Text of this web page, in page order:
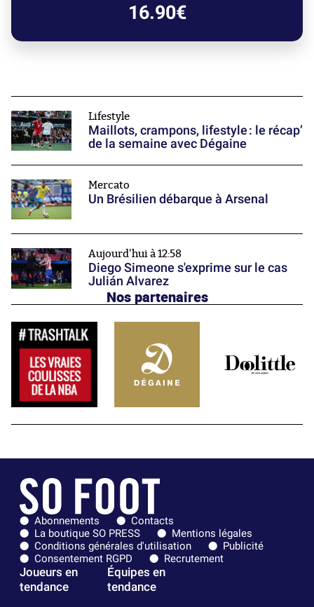
16.90€
Lifestyle
Maillots, crampons, lifestyle : le récap’
de la semaine avec Dégaine
Mercato
Un Brésilien débarque à Arsenal
Aujourd'hui à 12:58
Diego Simeone s'exprime sur le cas
Julián Alvarez
Nos partenaires
Abonnements
Contacts
La boutique SO PRESS
Mentions légales
Conditions générales d'utilisation
Publicité
Consentement RGPD
Recrutement
Joueurs en
tendance
Équipes en
tendance